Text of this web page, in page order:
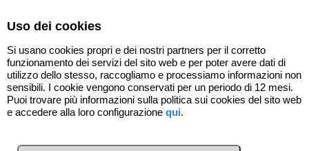
Uso dei cookies
Si usano cookies propri e dei nostri partners per il corretto
funzionamento dei servizi del sito web e per poter avere dati di
utilizzo dello stesso, raccogliamo e processiamo informazioni non
sensibili. I cookie vengono conservati per un periodo di 12 mesi.
Puoi trovare più informazioni sulla politica sui cookies del sito web
e accedere alla loro configurazione qui.